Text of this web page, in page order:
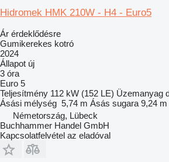
Hidromek HMK 210W - H4 - Euro5
Ár érdeklődésre
Gumikerekes kotró
2024
Állapot új
3 óra
Euro 5
Teljesítmény 112 kW (152 LE) Üzemanyag
Ásási mélység 5,74 m Ásás sugara 9,24 m
Németország, Lübeck
Buchhammer Handel GmbH
Kapcsolatfelvétel az eladóval